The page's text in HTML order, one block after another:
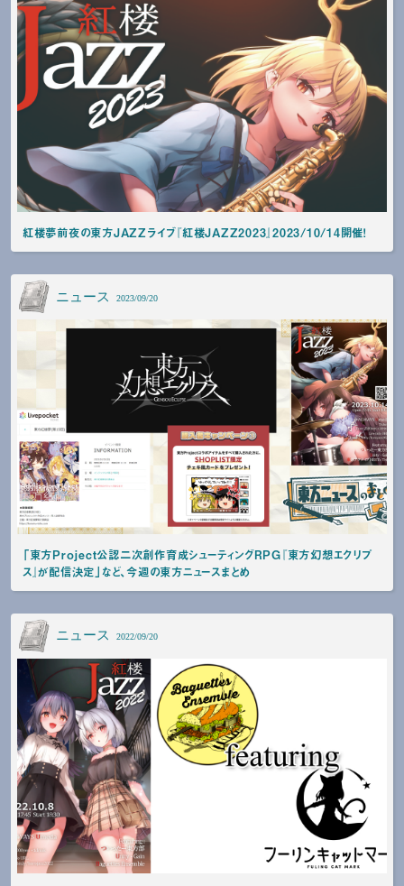
紅楼夢前夜の東方JAZZライブ『紅楼JAZZ2023』2023/10/14開催！
ニュース 2023/09/20
「東方Project公認二次創作育成シューティングRPG『東方幻想エクリプ
ス』が配信決定」など、今週の東方ニュースまとめ
ニュース 2022/09/20